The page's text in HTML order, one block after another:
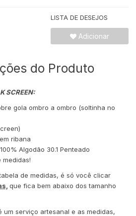
LISTA DE DESEJOS
Adicionar
do Produto
SCREEN:
gola ombro a ombro (soltinha no
ribana
Algodão 30.1 Penteado
medidas!
de medidas, é só você clicar
que fica bem abaixo dos tamanho
um serviço artesanal e as medidas,